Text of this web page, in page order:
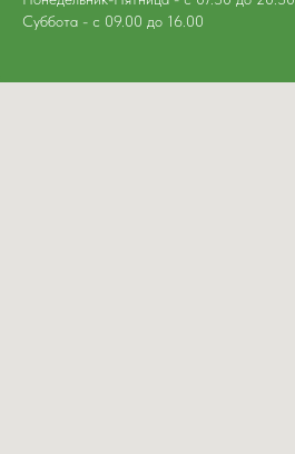
Суббота - с 09.00 до 16.00